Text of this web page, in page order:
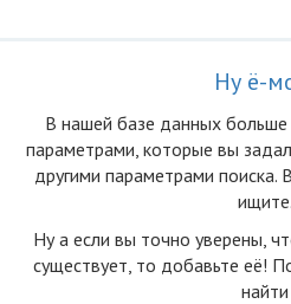
Ну ё-
В нашей базе данных больше
параметрами, которые вы
другими параметрами поиска.
ищите.
Ну а если вы точно уверены,
существует, то добавьте её!
найти